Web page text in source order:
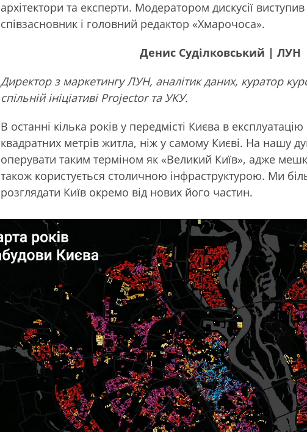
архітектори та експерти. Модератором дискусії
співзасновник і головний редактор «Хмарочоса».
Денис Суділковський | ЛУН
Директор з маркетингу ЛУН, аналітик даних, куратор
спільній ініціативі Projector та УКУ.
В останні кілька років у передмісті Києва в
квадратних метрів житла, ніж у самому Києві. На нашу
оперувати таким терміном як «Великий Київ», адже
також користується столичною інфраструктурою. Ми
розглядати Київ окремо від нових його частин.